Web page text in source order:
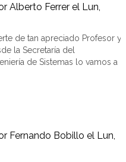
Alberto Ferrer el Lun,
de tan apreciado Profesor y
la Secretaría del
de Sistemas lo vamos a
Fernando Bobillo el Lun,